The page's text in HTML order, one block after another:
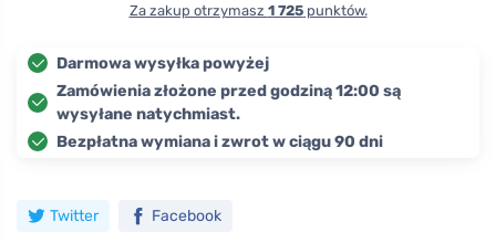
Za zakup otrzymasz 1 725punktów.
Darmowa wysyłka powyżej
Zamówienia złożone przed godziną 12:00 są
wysyłane natychmiast.
Bezpłatna wymiana i zwrot w ciągu 90 dni
Twitter Facebook